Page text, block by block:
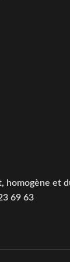
homogène et
69 63